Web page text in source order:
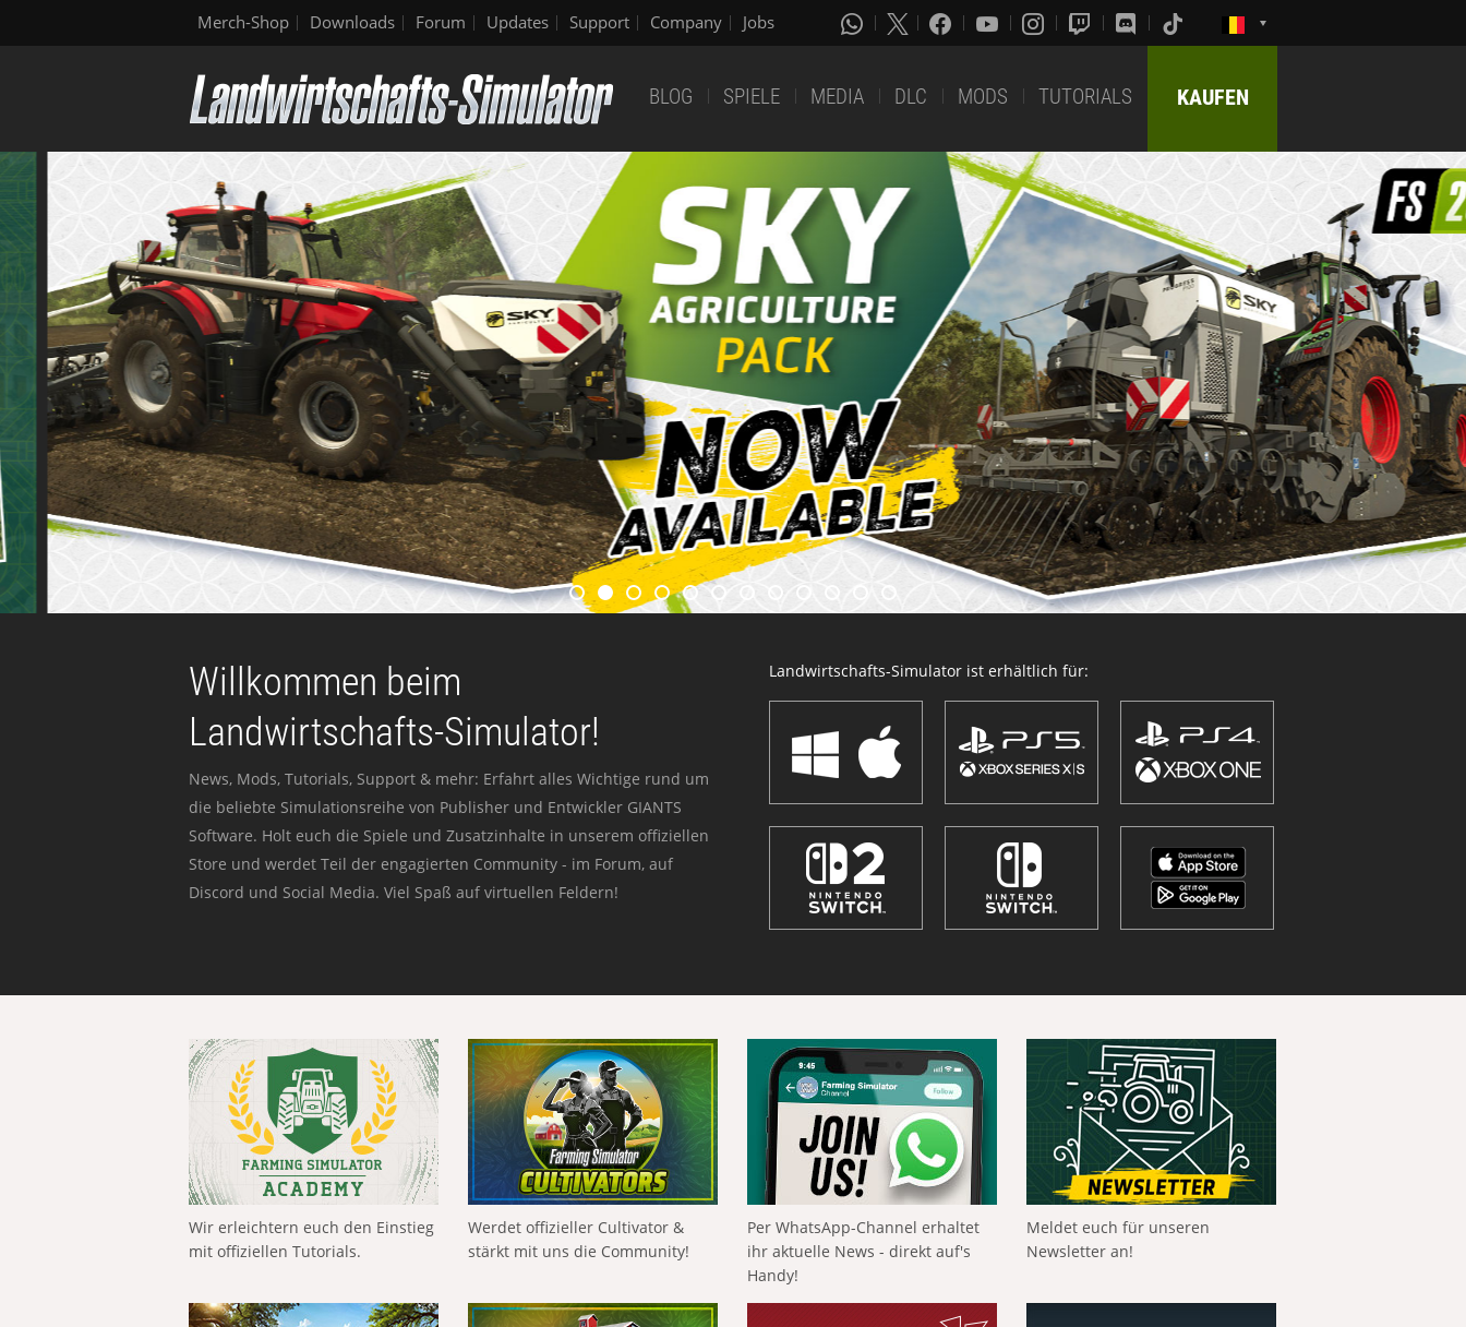
Merch-Shop Downloads Forum Updates Support Company Jobs
BLOG SPIELE MEDIA DLC MODS TUTORIALS KAUFEN
Willkommen beim
Landwirtschafts-Simulator!
News, Mods, Tutorials, Support & mehr: Erfahrt alles Wichtige rund um
die beliebte Simulationsreihe von Publisher und Entwickler GIANTS
Software. Holt euch die Spiele und Zusatzinhalte in unserem offiziellen
Store und werdet Teil der engagierten Community - im Forum, auf
Discord und Social Media. Viel Spaß auf virtuellen Feldern!
Landwirtschafts-Simulator ist erhältlich für:
Wir erleichtern euch den Einstieg
mit offiziellen Tutorials.
Werdet offizieller Cultivator &
stärkt mit uns die Community!
Per WhatsApp-Channel erhaltet
ihr aktuelle News - direkt auf's
Handy!
Meldet euch für unseren
Newsletter an!